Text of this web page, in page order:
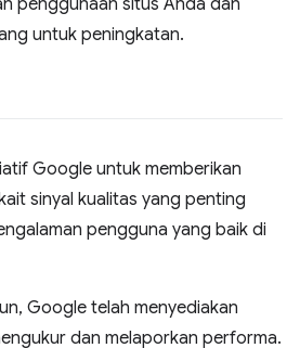
penggunaan situs Anda dan
untuk peningkatan.
Google untuk memberikan
sinyal kualitas yang penting
pengguna yang baik di
Google telah menyediakan
dan melaporkan performa.